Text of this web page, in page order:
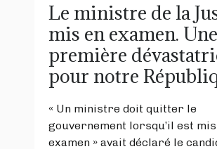
Le ministre de la
mis en examen. Une
première
pour notre
« Un ministre doit quitter le
gouvernement lorsqu’il est mis
examen » avait déclaré le